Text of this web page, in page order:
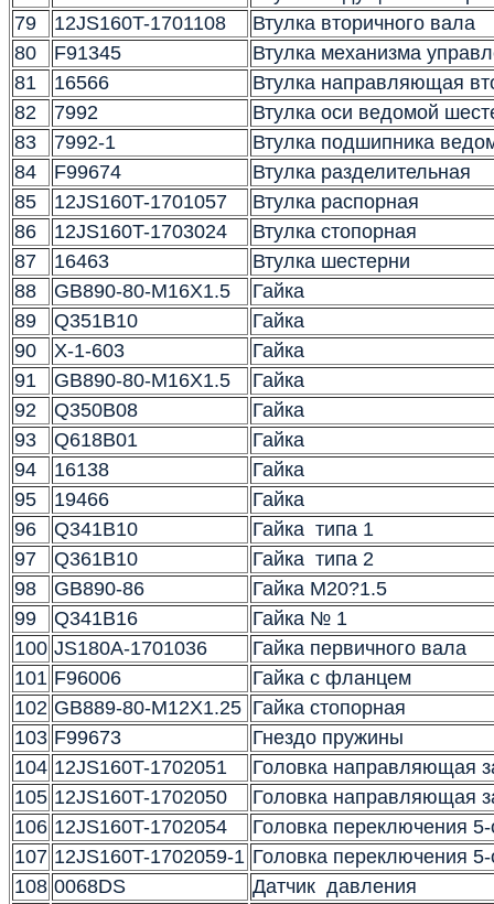
79
12JS160T-1701108
Втулка вторичного вала
80
F91345
Втулка механизма
81
16566
Втулка направляющая
82
7992
Втулка оси ведомой
83
7992-1
Втулка подшипника
84
F99674
Втулка разделительная
85
12JS160T-1701057
Втулка распорная
86
12JS160T-1703024
Втулка стопорная
87
16463
Втулка шестерни
88
GB890-80-M16X1.5
Гайка
89
Q351B10
Гайка
90
X-1-603
Гайка
91
GB890-80-M16X1.5
Гайка
92
Q350B08
Гайка
93
Q618B01
Гайка
94
16138
Гайка
95
19466
Гайка
96
Q341B10
Гайка типа 1
97
Q361B10
Гайка типа 2
98
GB890-86
Гайка M20?1.5
99
Q341B16
Гайка № 1
100 JS180A-1701036
Гайка первичного вала
101 F96006
Гайка с фланцем
102 GB889-80-M12X1.25 Гайка стопорная
103 F99673
Гнездо пружины
104 12JS160T-1702051
Головка направляющая
105 12JS160T-1702050
Головка направляющая
106 12JS160T-1702054
Головка переключения
107 12JS160T-1702059-1 Головка переключения
108 0068DS
Датчик давления